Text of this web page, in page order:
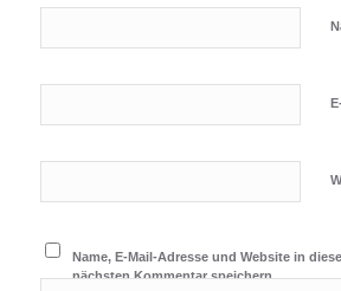
Name, E-Mail-Adresse und Website in
nächsten Kommentar speichern.